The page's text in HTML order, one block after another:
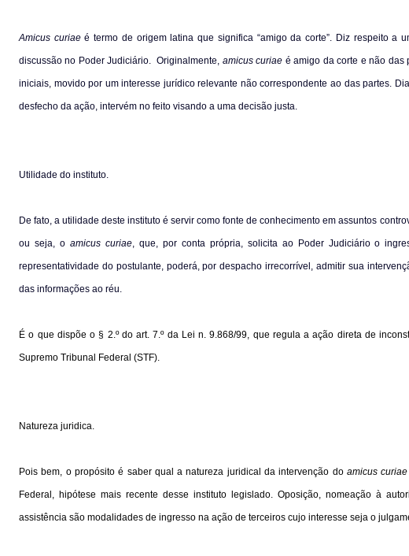
Amicus curiaeé termo de origem latina que significa “amigo da corte”. Diz respeito a
discussão no Poder Judiciário. Originalmente, amicus curiae é amigo da corte e não das
iniciais, movido por um interesse jurídico relevante não correspondente ao das partes.
desfecho da ação, intervém no feito visando a uma decisão justa.
Utilidade do instituto.
De fato, a utilidade deste instituto é servir como fonte de conhecimento em assuntos
ou seja, o amicus curiae, que, por conta própria, solicita ao Poder Judiciário o
representatividade do postulante, poderá, por despacho irrecorrível, admitir sua
das informações ao réu.
É o que dispõe o § 2.º do art. 7.º da Lei n. 9.868/99, que regula a ação direta de
Supremo Tribunal Federal (STF).
Natureza juridica.
Pois bem, o propósito é saber qual a natureza juridical da intervenção doamicus curiae
Federal, hipótese mais recente desse instituto legislado. Oposição, nomeação à
assistência são modalidades de ingresso na ação de terceiros cujo interesse seja o